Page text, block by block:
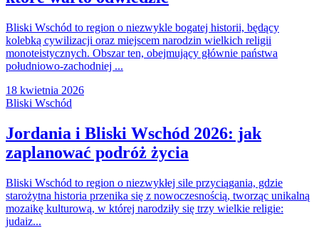
Bliski Wschód to region o niezwykle bogatej historii, będący
kolebką cywilizacji oraz miejscem narodzin wielkich religii
monoteistycznych. Obszar ten, obejmujący głównie państwa
południowo-zachodniej ...
18 kwietnia 2026
Bliski Wschód
Jordania i Bliski Wschód 2026: jak
zaplanować podróż życia
Bliski Wschód to region o niezwykłej sile przyciągania, gdzie
starożytna historia przenika się z nowoczesnością, tworząc unikalną
mozaikę kulturową, w której narodziły się trzy wielkie religie:
judaiz...